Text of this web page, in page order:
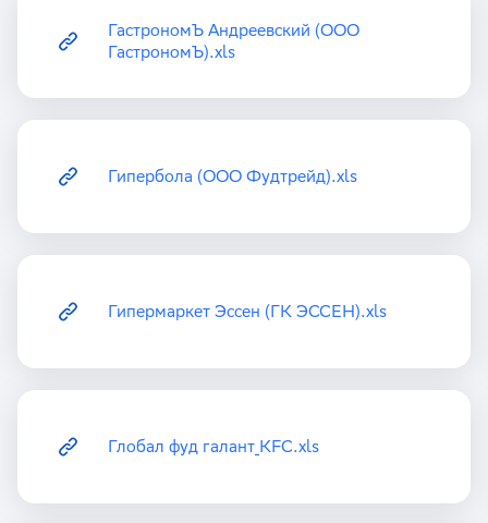
ГастрономЪ Андреевский (ООО
ГастрономЪ).xls
Гипербола (ООО Фудтрейд).xls
Гипермаркет Эссен (ГК ЭССЕН).xls
Глобал фуд галант_KFC.xls